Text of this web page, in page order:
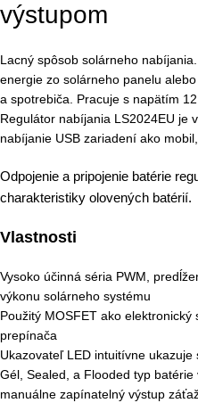
výstupom
Lacný spôsob solárneho
energie zo solárneho panelu
a spotrebiča. Pracuje s napätím
Regulátor nabíjania LS2024EU je
nabíjanie USB zariadení ako
Odpojenie a pripojenie batérie
charakteristiky olovených batérií.
Vlastnosti
Vysoko účinná séria PWM,
výkonu solárneho systému
Použitý MOSFET ako
prepínača
Ukazovateľ LED intuitívne ukazuje
Gél, Sealed, a Flooded typ batérie
manuálne zapínatelný výstup